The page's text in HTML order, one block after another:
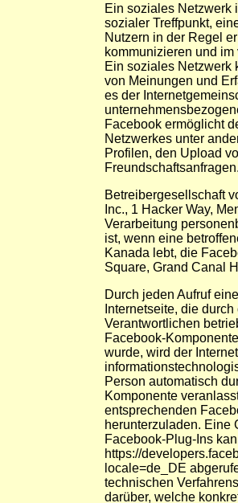
Ein soziales Netzwerk
sozialer Treffpunkt,
Nutzern in der Regel
kommunizieren und
Ein soziales Netzwerk
von Meinungen und
es der
Facebook ermöglicht
Netzwerkes unter
Profilen, den Upload
Betreibergesellschaft
Inc., 1 Hacker Way,
Verarbeitung
ist, wenn eine
Kanada lebt, die
Square, Grand Canal
Durch jeden Aufruf
Internetseite, die
Verantwortlichen
Facebook-
wurde, wird der
Person automatisch
Komponente
entsprechenden
herunterzuladen. Eine
Facebook-Plug-Ins
https://
locale=de_DE
technischen
darüber, welche